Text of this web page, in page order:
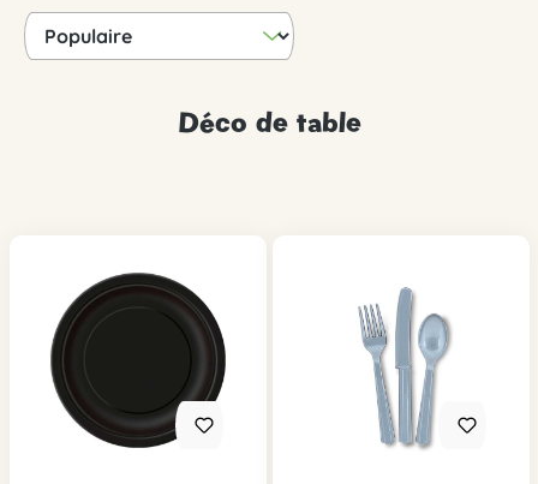
Déco de table